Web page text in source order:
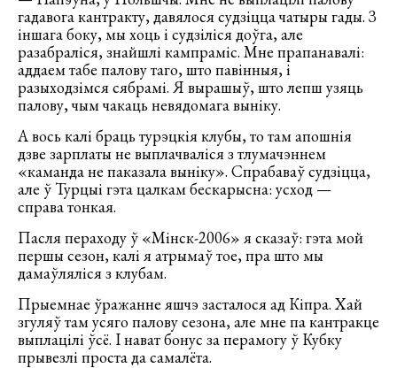
гадавога кантракту, давялося судзіцца чатыры гады. З
іншага боку, мы хоць і судзіліся доўга, але
разабраліся, знайшлі кампраміс. Мне прапанавалі:
аддаем табе палову таго, што павінныя, і
разыходзімся сябрамі. Я вырашыў, што лепш узяць
палову, чым чакаць невядомага выніку.
А вось калі браць турэцкія клубы, то там апошнія
дзве зарплаты не выплачваліся з тлумачэннем
«каманда не паказала выніку». Спрабаваў судзіцца,
але ў Турцыі гэта цалкам бескарысна: усход —
справа тонкая.
Пасля пераходу ў «Мінск-2006» я сказаў: гэта мой
першы сезон, калі я атрымаў тое, пра што мы
дамаўляліся з клубам.
Прыемнае ўражанне яшчэ засталося ад Кіпра. Хай
згуляў там усяго палову сезона, але мне па кантракце
выплацілі ўсё. І нават бонус за перамогу ў Кубку
прывезлі проста да самалёта.